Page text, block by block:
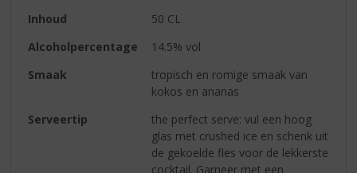
Inhoud
50 CL
Alcoholpercentage
14.5% vol
Smaak
tropisch en romige smaak van
kokos en ananas
Serveertip
the perfect serve: vul een hoog
glas met crushed ice en schenk uit
de gekoelde fles voor de lekkerste
cocktail. Garneer met een